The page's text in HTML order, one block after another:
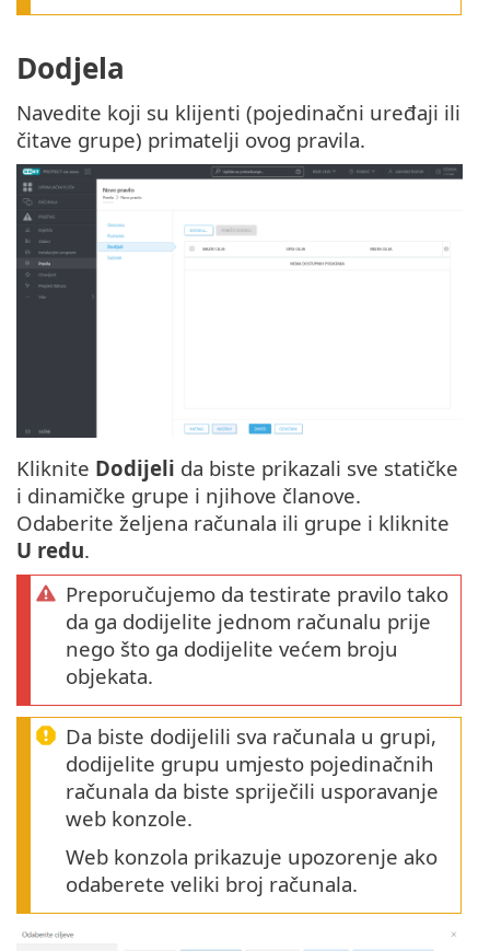
Dodjela
Navedite koji su klijenti (pojedinačni uređaji ili
čitave grupe) primatelji ovog pravila.
Kliknite Dodijeli da biste prikazali sve statičke
i dinamičke grupe i njihove članove.
Odaberite željena računala ili grupe i kliknite
U redu.
Preporučujemo da testirate pravilo tako
da ga dodijelite jednom računalu prije
nego što ga dodijelite većem broju
objekata.
Da biste dodijelili sva računala u grupi,
dodijelite grupu umjesto pojedinačnih
računala da biste spriječili usporavanje
web konzole.
Web konzola prikazuje upozorenje ako
odaberete veliki broj računala.